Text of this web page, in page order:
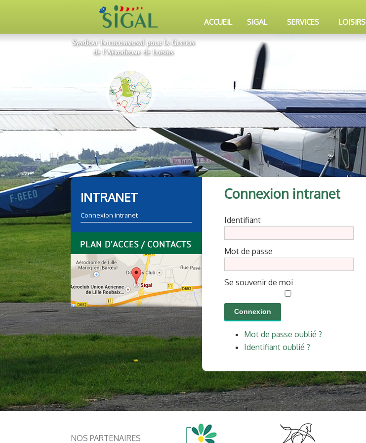
ACCUEIL SIGAL SERVICES LOISIRS
INTRANET
Connexion intranet
Connexion intranet
Identifiant
Mot de passe
Se souvenir de moi
Connexion
Mot de passe oublié ?
Identifiant oublié ?
NOS PARTENAIRES